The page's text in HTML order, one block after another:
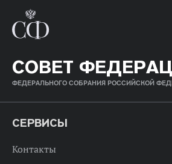
СОВЕТ
ФЕДЕРАЛЬНОГО СОБРАНИЯ РОССИЙСКОЙ
СЕРВИСЫ
Контакты